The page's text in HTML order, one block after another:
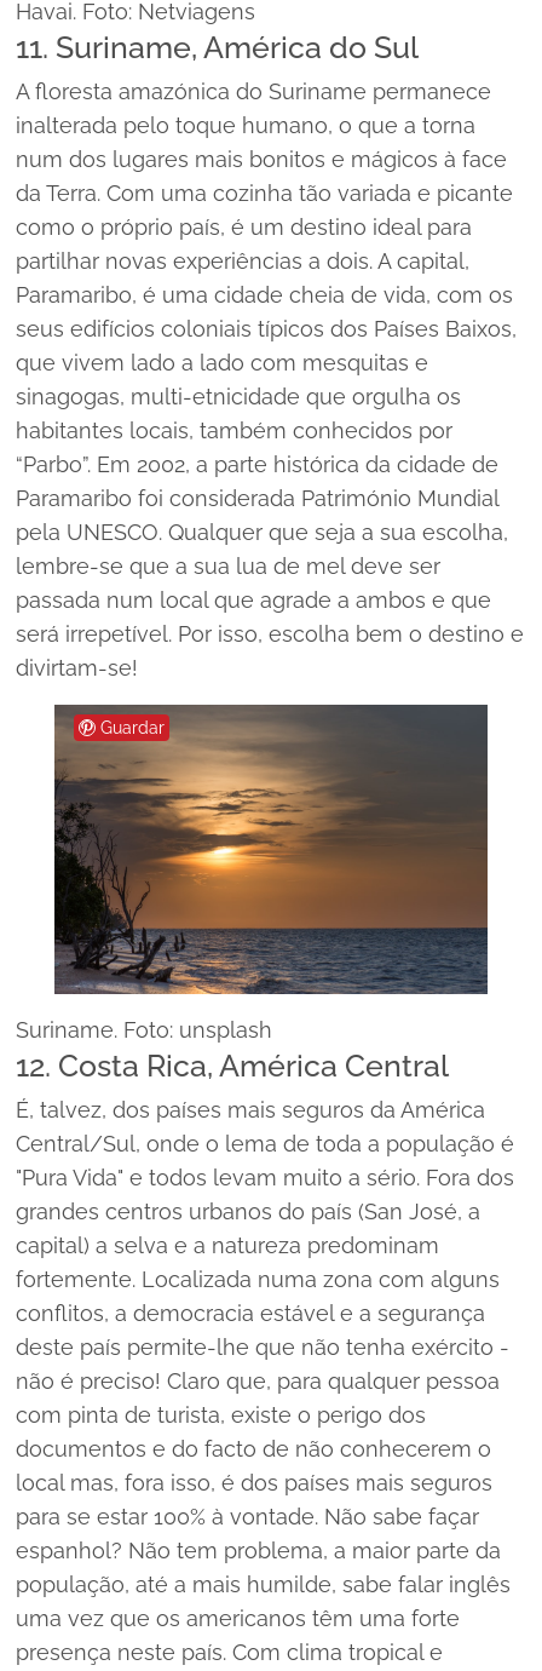
Havai. Foto: Netviagens
11. Suriname, América do Sul
A floresta amazónica do Suriname permanece
inalterada pelo toque humano, o que a torna
num dos lugares mais bonitos e mágicos à face
da Terra. Com uma cozinha tão variada e picante
como o próprio país, é um destino ideal para
partilhar novas experiências a dois. A capital,
Paramaribo, é uma cidade cheia de vida, com os
seus edifícios coloniais típicos dos Países Baixos,
que vivem lado a lado com mesquitas e
sinagogas, multi-etnicidade que orgulha os
habitantes locais, também conhecidos por
“Parbo”. Em 2002, a parte histórica da cidade de
Paramaribo foi considerada Património Mundial
pela UNESCO. Qualquer que seja a sua escolha,
lembre-se que a sua lua de mel deve ser
passada num local que agrade a ambos e que
será irrepetível. Por isso, escolha bem o destino e
divirtam-se!
Guardar
Suriname. Foto: unsplash
12. Costa Rica, América Central
É, talvez, dos países mais seguros da América
Central/Sul, onde o lema de toda a população é
"Pura Vida" e todos levam muito a sério. Fora dos
grandes centros urbanos do país (San José, a
capital) a selva e a natureza predominam
fortemente. Localizada numa zona com alguns
conflitos, a democracia estável e a segurança
deste país permite-lhe que não tenha exército -
não é preciso! Claro que, para qualquer pessoa
com pinta de turista, existe o perigo dos
documentos e do facto de não conhecerem o
local mas, fora isso, é dos países mais seguros
para se estar 100% à vontade. Não sabe façar
espanhol? Não tem problema, a maior parte da
população, até a mais humilde, sabe falar inglês
uma vez que os americanos têm uma forte
presença neste país. Com clima tropical e